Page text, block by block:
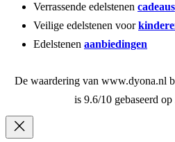
Verrassende edelstenen cadeaus
Veilige edelstenen voor
Edelstenen aanbiedingen
De waardering van www.dyona.nl
is 9.6/10 gebaseerd